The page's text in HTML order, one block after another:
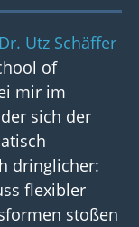
Utz Schäffer
of
mir im
sich der
dringlicher:
flexibler
stoßen